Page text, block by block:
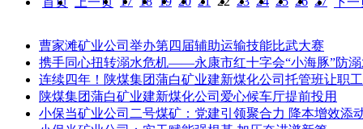
曹家滩矿业公司举办第四届辅助运输技能比武大赛
携手同心扭转溺水危机——永康市红十字会“小海豚”防
连续四年！陕煤集团蒲白矿业建新煤化公司托管班让职
陕煤集团蒲白矿业建新煤化公司爱心候车厅提前投用
小保当矿业公司二号煤矿：党建引领聚合力 降本增效添